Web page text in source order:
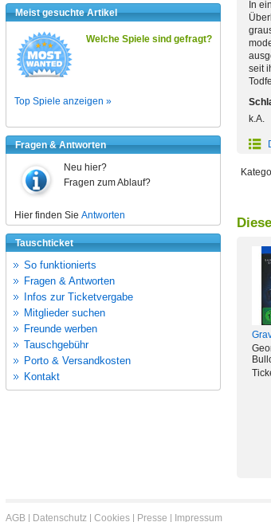
Meist gesuchte Artikel
Welche Spiele sind gefragt?
Top Spiele anzeigen »
Fragen & Antworten
Neu hier?
Fragen zum Ablauf?
Hier finden Sie Antworten
Tauschticket
So funktionierts
Fragen & Antworten
Infos zur Ticketvergabe
Mitglieder suchen
Freunde werben
Tauschgebühr
Porto & Versandkosten
Kontakt
In
seit
k.A.
AGB Datenschutz Cookies Presse Impressum